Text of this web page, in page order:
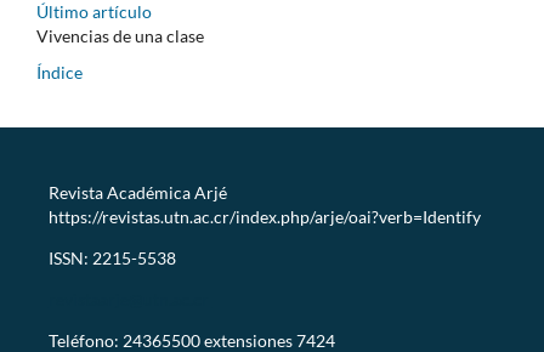
Último artículo
Vivencias de una clase
Índice
Revista Académica Arjé
https://revistas.utn.ac.cr/index.php/arje/oai?verb=Identify
ISSN: 2215-5538
Teléfono: 24365500 extensiones 7424